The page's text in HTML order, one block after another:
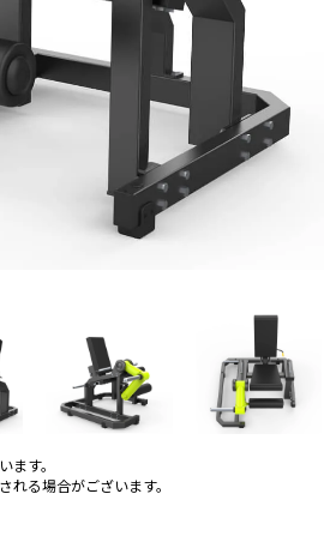
す。
る場合がございます。